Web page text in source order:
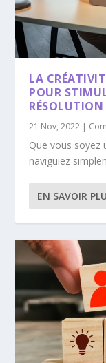
LA
POUR
RÉSOLUTION
21 Nov, 2022 |
Que vous soyez
naviguiez
EN SAVOIR